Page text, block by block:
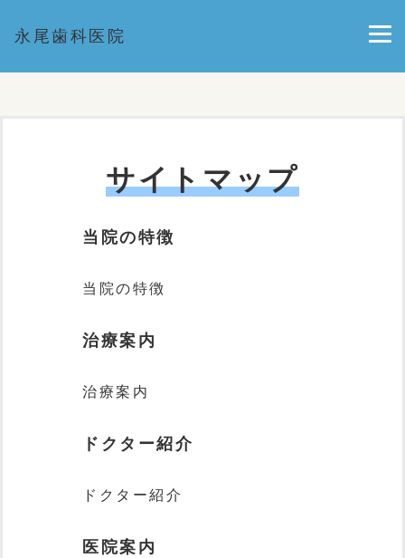
永尾歯科医院
サイトマップ
当院の特徴
当院の特徴
治療案内
治療案内
ドクター紹介
ドクター紹介
医院案内